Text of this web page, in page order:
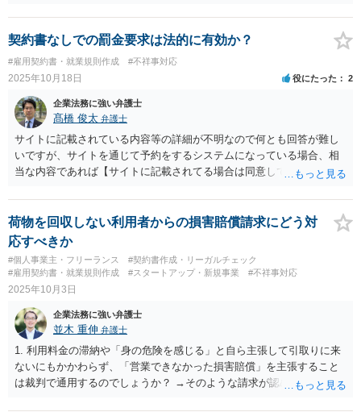
契約書なしでの罰金要求は法的に有効か？
#雇用契約書・就業規則作成 #不祥事対応
2025年10月18日 役にたった 2
企業法務に強い弁護士
髙橋 俊太 弁護士
サイトに記載されている内容等の詳細が不明なので何とも回答が難し
いですが、サイトを通じて予約をするシステムになっている場合、相
当な内容であれば【サイトに記載されてる場合は同意している】とい
荷物を回収しない利用者からの損害賠償請求にどう対
応すべきか
#個人事業主・フリーランス
#契約書作成・リーガルチェック
#雇用契約書・就業規則作成
#スタートアップ・新規事業 #不祥事対応
2025年10月3日
企業法務に強い弁護士
並木 重伸 弁護士
1. 利用料金の滞納や「身の危険を感じる」と自ら主張して引取りに来
ないにもかかわらず、「営業できなかった損害賠償」を主張すること
は裁判で通用するのでしょうか？ →そのような請求が認められる可能